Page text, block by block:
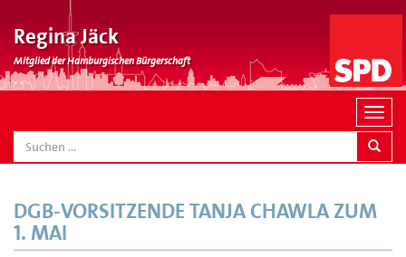
Regina Jäck
Mitglied der Hamburgischen Bürgerschaft
N
a
v
a
SEARCH
DGB-VORSITZENDE TANJA CHAWLA ZUM
1. MAI